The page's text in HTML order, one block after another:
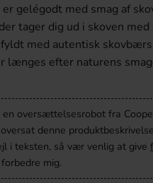
gelégodt med smag af
tager dig ud i skoven med
med autentisk
længes efter naturens
en oversættelsesrobot fra
denne
i teksten, så vær venlig at give
mig.